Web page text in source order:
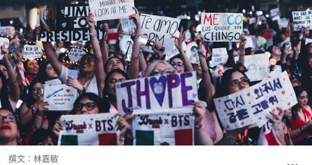
撰文： 林嘉敏